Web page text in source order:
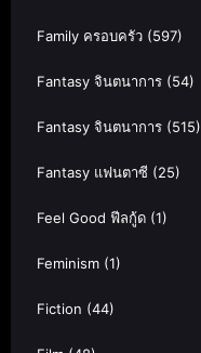
Family ครอบครัว (597)
Fantasy จินตนาการ (54)
Fantasy จินตนาการ (515)
Fantasy แฟนตาซี (25)
Feel Good ฟีลกู้ด (1)
Feminism (1)
Fiction (44)